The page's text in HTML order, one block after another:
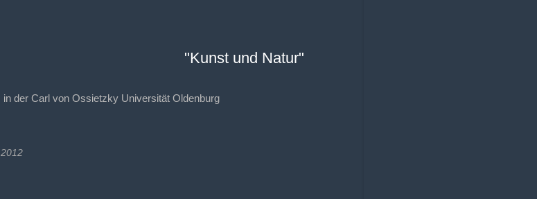
"Kunst und Natur"
in der Carl von Ossietzky Universität Oldenburg
2012